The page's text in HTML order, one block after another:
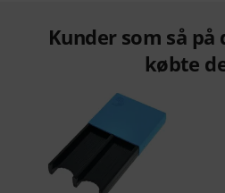
Kunder som så
købte